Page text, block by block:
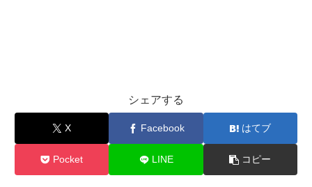
シェアする
X Facebook はてブ
Pocket LINE コピー